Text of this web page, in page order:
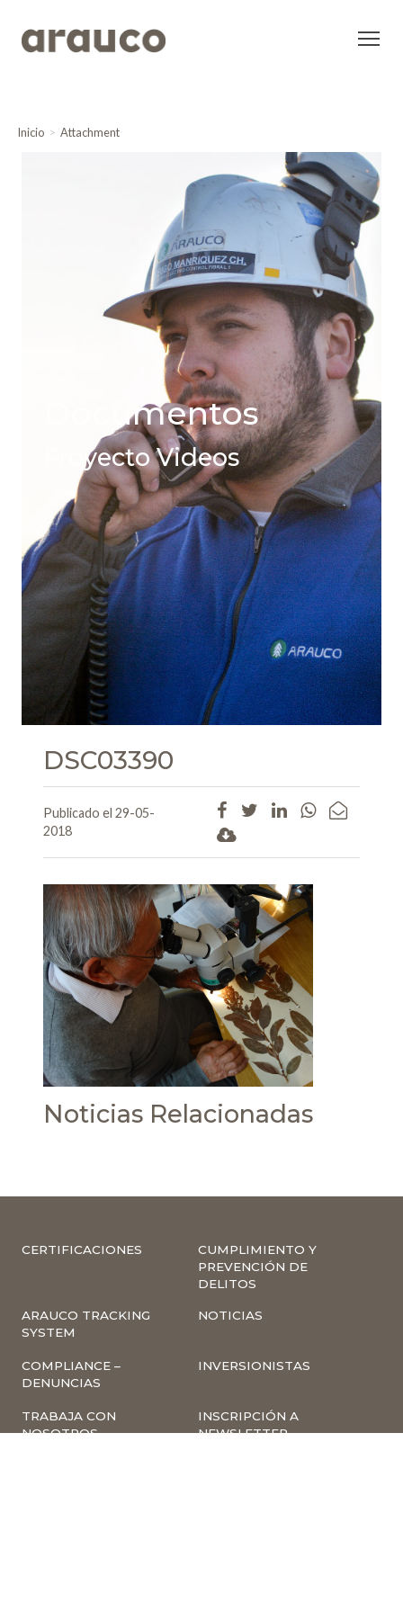
Inicio Attachment
Documentos
Proyecto Videos
DSC03390
Publicado el 29-05-
2018
Noticias Relacionadas
CERTIFICACIONES
CUMPLIMIENTO Y
PREVENCIÓN DE
DELITOS
ARAUCO TRACKING
SYSTEM
NOTICIAS
COMPLIANCE –
DENUNCIAS
INVERSIONISTAS
TRABAJA CON
NOSOTROS
INSCRIPCIÓN A
NEWSLETTER